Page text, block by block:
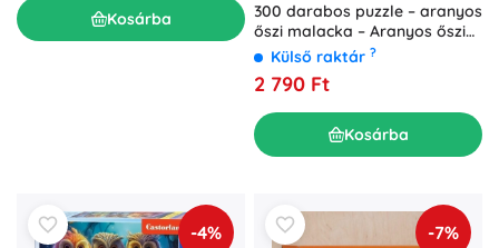
Kosárba
300 darabos puzzle – aranyos
őszi malacka – Aranyos őszi
malacka
Külső raktár ?
2 790 Ft
Kosárba
-4% -7%